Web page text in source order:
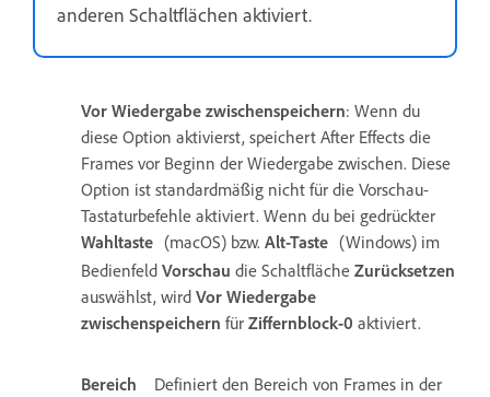
anderen Schaltflächen aktiviert.
Vor Wiedergabe zwischenspeichern: Wenn du
diese Option aktivierst, speichert After Effects die
Frames vor Beginn der Wiedergabe zwischen. Diese
Option ist standardmäßig nicht für die Vorschau-
Tastaturbefehle aktiviert. Wenn du bei gedrückter
Wahltaste (macOS) bzw. Alt-Taste (Windows) im
Bedienfeld Vorschau die Schaltfläche Zurücksetzen
auswählst, wird Vor Wiedergabe
zwischenspeichern für Ziffernblock-0 aktiviert.
Bereich
Definiert den Bereich von Frames in der